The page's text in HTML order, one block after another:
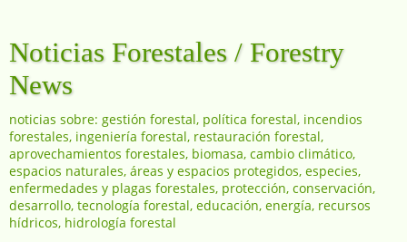
Noticias Forestales / Forestry
News
noticias sobre: gestión forestal, política forestal, incendios
forestales, ingeniería forestal, restauración forestal,
aprovechamientos forestales, biomasa, cambio climático,
espacios naturales, áreas y espacios protegidos, especies,
enfermedades y plagas forestales, protección, conservación,
desarrollo, tecnología forestal, educación, energía, recursos
hídricos, hidrología forestal